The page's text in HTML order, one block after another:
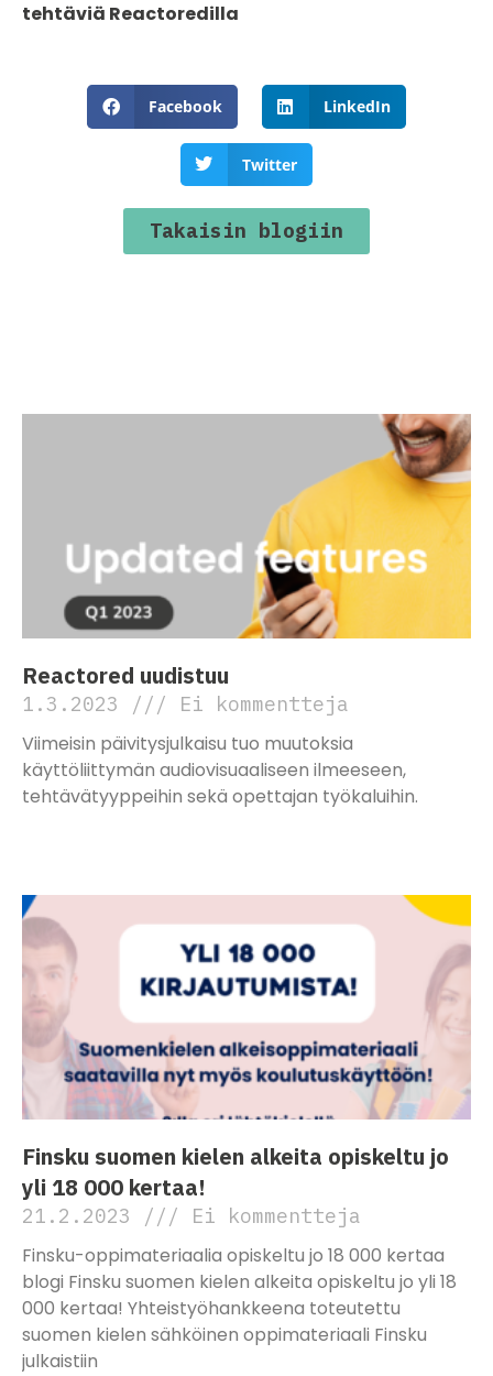
tehtäviä Reactoredilla
Facebook LinkedIn
Twitter
Takaisin blogiin
Reactored uudistuu
1.3.2023
Ei kommentteja
Viimeisin päivitysjulkaisu tuo muutoksia
käyttöliittymän audiovisuaaliseen ilmeeseen,
tehtävätyyppeihin sekä opettajan työkaluihin.
Finsku suomen kielen alkeita opiskeltu jo
yli 18 000 kertaa!
21.2.2023
Ei kommentteja
Finsku-oppimateriaalia opiskeltu jo 18 000 kertaa
blogi Finsku suomen kielen alkeita opiskeltu jo yli 18
000 kertaa! Yhteistyöhankkeena toteutettu
suomen kielen sähköinen oppimateriaali Finsku
julkaistiin